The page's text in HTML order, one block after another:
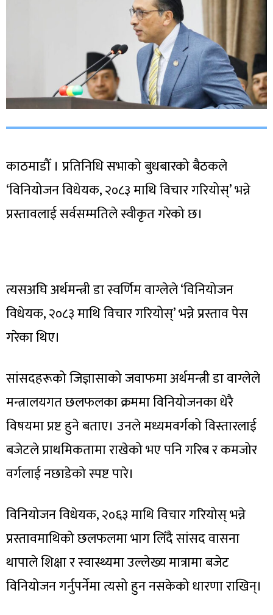
काठमाडौँ । प्रतिनिधि सभाको बुधबारको बैठकले
‘विनियोजन विधेयक, २०८३ माथि विचार गरियोस्’ भन्ने
प्रस्तावलाई सर्वसम्मतिले स्वीकृत गरेको छ।
त्यसअघि अर्थमन्त्री डा स्वर्णिम वाग्लेले ‘विनियोजन
विधेयक, २०८३ माथि विचार गरियोस्’ भन्ने प्रस्ताव पेस
गरेका थिए।
सांसदहरूको जिज्ञासाको जवाफमा अर्थमन्त्री डा वाग्लेले
मन्त्रालयगत छलफलका क्रममा विनियोजनका धेरै
विषयमा प्रष्ट हुने बताए। उनले मध्यमवर्गको विस्तारलाई
बजेटले प्राथमिकतामा राखेको भए पनि गरिब र कमजोर
वर्गलाई नछाडेको स्पष्ट पारे।
विनियोजन विधेयक, २०६३ माथि विचार गरियोस् भन्ने
प्रस्तावमाथिको छलफलमा भाग लिँदै सांसद वासना
थापाले शिक्षा र स्वास्थ्यमा उल्लेख्य मात्रामा बजेट
विनियोजन गर्नुपर्नेमा त्यसो हुन नसकेको धारणा राखिन्।